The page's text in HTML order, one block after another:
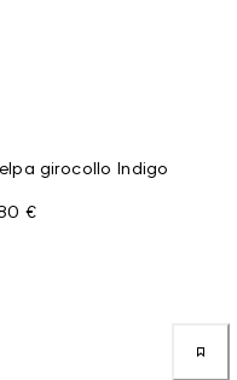
girocollo Indigo
€